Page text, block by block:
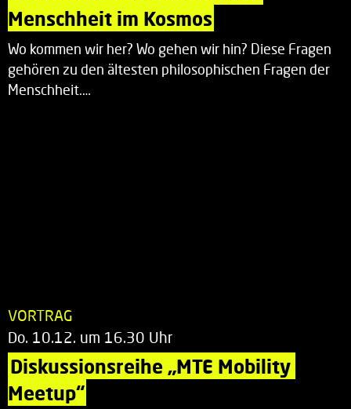
Menschheit im Kosmos
Wo kommen wir her? Wo gehen wir hin? Diese Fragen
gehören zu den ältesten philosophischen Fragen der
Menschheit.…
VORTRAG
Do. 10.12. um 16.30 Uhr
Diskussionsreihe „MTE Mobility
Meetup“